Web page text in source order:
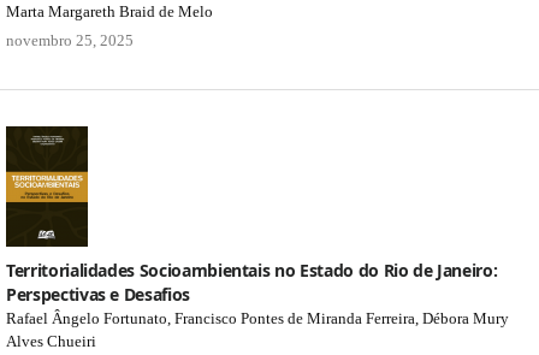
Marta Margareth Braid de Melo
novembro 25, 2025
Territorialidades Socioambientais no Estado do Rio de Janeiro:
Perspectivas e Desafios
Rafael Ângelo Fortunato, Francisco Pontes de Miranda Ferreira, Débora Mury
Alves Chueiri